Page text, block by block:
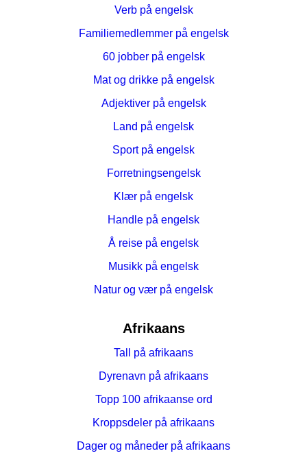
Verb på engelsk
Familiemedlemmer på engelsk
60 jobber på engelsk
Mat og drikke på engelsk
Adjektiver på engelsk
Land på engelsk
Sport på engelsk
Forretningsengelsk
Klær på engelsk
Handle på engelsk
Å reise på engelsk
Musikk på engelsk
Natur og vær på engelsk
Afrikaans
Tall på afrikaans
Dyrenavn på afrikaans
Topp 100 afrikaanse ord
Kroppsdeler på afrikaans
Dager og måneder på afrikaans